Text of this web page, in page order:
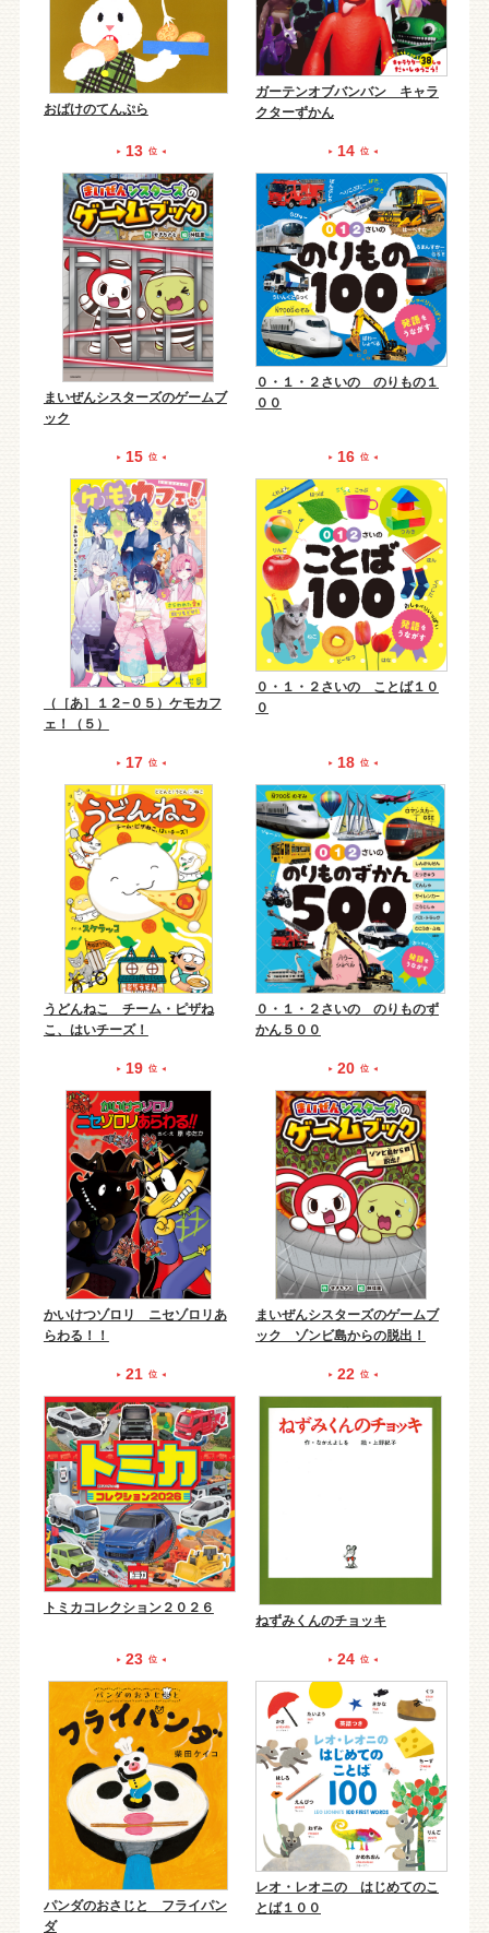
おばけのてんぷら
ガーテンオブバンバン キャラ
クターずかん
13 位
まいぜんシスターズのゲームブ
ック
14 位
０・１・２さいの のりもの１
００
15 位
（［あ］１２−０５）ケモカフ
ェ！（５）
16 位
０・１・２さいの ことば１０
０
17 位
うどんねこ チーム・ピザね
こ、はいチーズ！
18 位
０・１・２さいの のりものず
かん５００
19 位
かいけつゾロリ ニセゾロリあ
らわる！！
20 位
まいぜんシスターズのゲームブ
ック ゾンビ島からの脱出！
21 位
トミカコレクション２０２６
22 位
ねずみくんのチョッキ
23 位
パンダのおさじと フライパン
ダ
24 位
レオ・レオニの はじめてのこ
とば１００